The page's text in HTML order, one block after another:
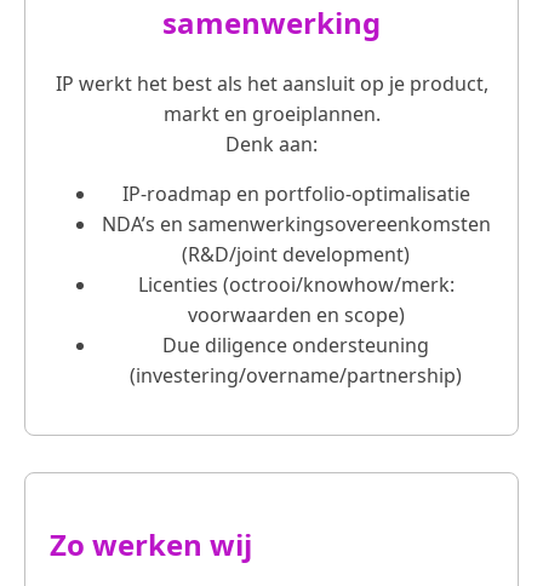
samenwerking
IP werkt het best als het aansluit op je product,
markt en groeiplannen.
Denk aan:
IP‑roadmap en portfolio‑optimalisatie
NDA’s en samenwerkingsovereenkomsten
(R&D/joint development)
Licenties (octrooi/knowhow/merk:
voorwaarden en scope)
Due diligence ondersteuning
(investering/overname/partnership)
Zo werken wij